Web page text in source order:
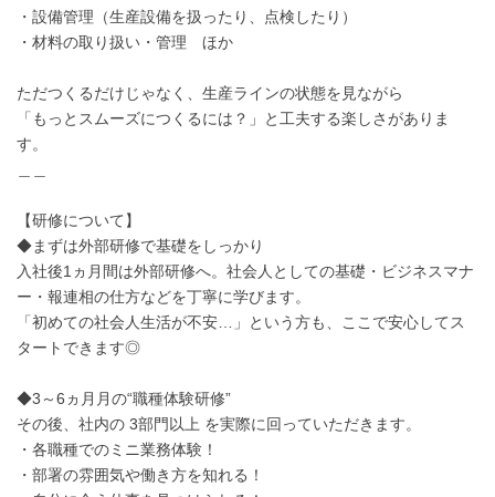
・設備管理（生産設備を扱ったり、点検したり）
・材料の取り扱い・管理 ほか
ただつくるだけじゃなく、生産ラインの状態を見ながら
「もっとスムーズにつくるには？」と工夫する楽しさがありま
す。
【研修について】
◆まずは外部研修で基礎をしっかり
入社後1ヵ月間は外部研修へ。社会人としての基礎・ビジネスマナ
ー・報連相の仕方などを丁寧に学びます。
「初めての社会人生活が不安…」という方も、ここで安心してス
タートできます◎
◆3～6ヵ月月の“職種体験研修”
その後、社内の 3部門以上 を実際に回っていただきます。
・各職種でのミニ業務体験！
・部署の雰囲気や働き方を知れる！